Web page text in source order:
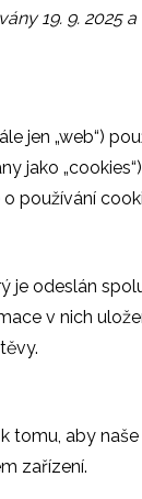
19. 9.
jen „web“)
jako
používání
je odeslán
v nich
tomu, aby
zařízení.